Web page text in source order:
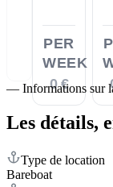
PER
WEEK
0 €
— Informations sur
Les détails,
Type de location
Bareboat